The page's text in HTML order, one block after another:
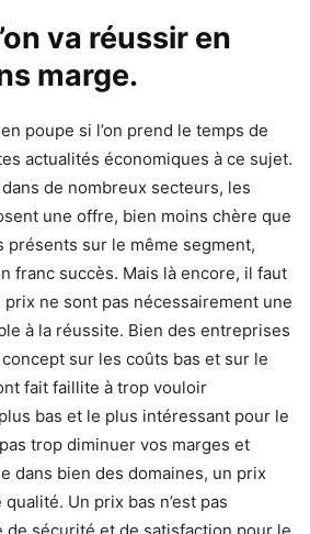
va réussir en
marge.
poupe si l’on prend le temps de
actualités économiques à ce sujet.
de nombreux secteurs, les
une offre, bien moins chère que
sur le même segment,
franc succès. Mais là encore, il faut
ne sont pas nécessairement une
à la réussite. Bien des entreprises
sur les coûts bas et sur le
fait faillite à trop vouloir
bas et le plus intéressant pour le
trop diminuer vos marges et
dans bien des domaines, un prix
Un prix bas n’est pas